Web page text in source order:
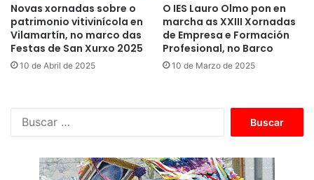
Novas xornadas sobre o
patrimonio vitivinícola en
Vilamartín, no marco das
Festas de San Xurxo 2025
10 de Abril de 2025
O IES Lauro Olmo pon en
marcha as XXIII Xornadas
de Empresa e Formación
Profesional, no Barco
10 de Marzo de 2025
c
a